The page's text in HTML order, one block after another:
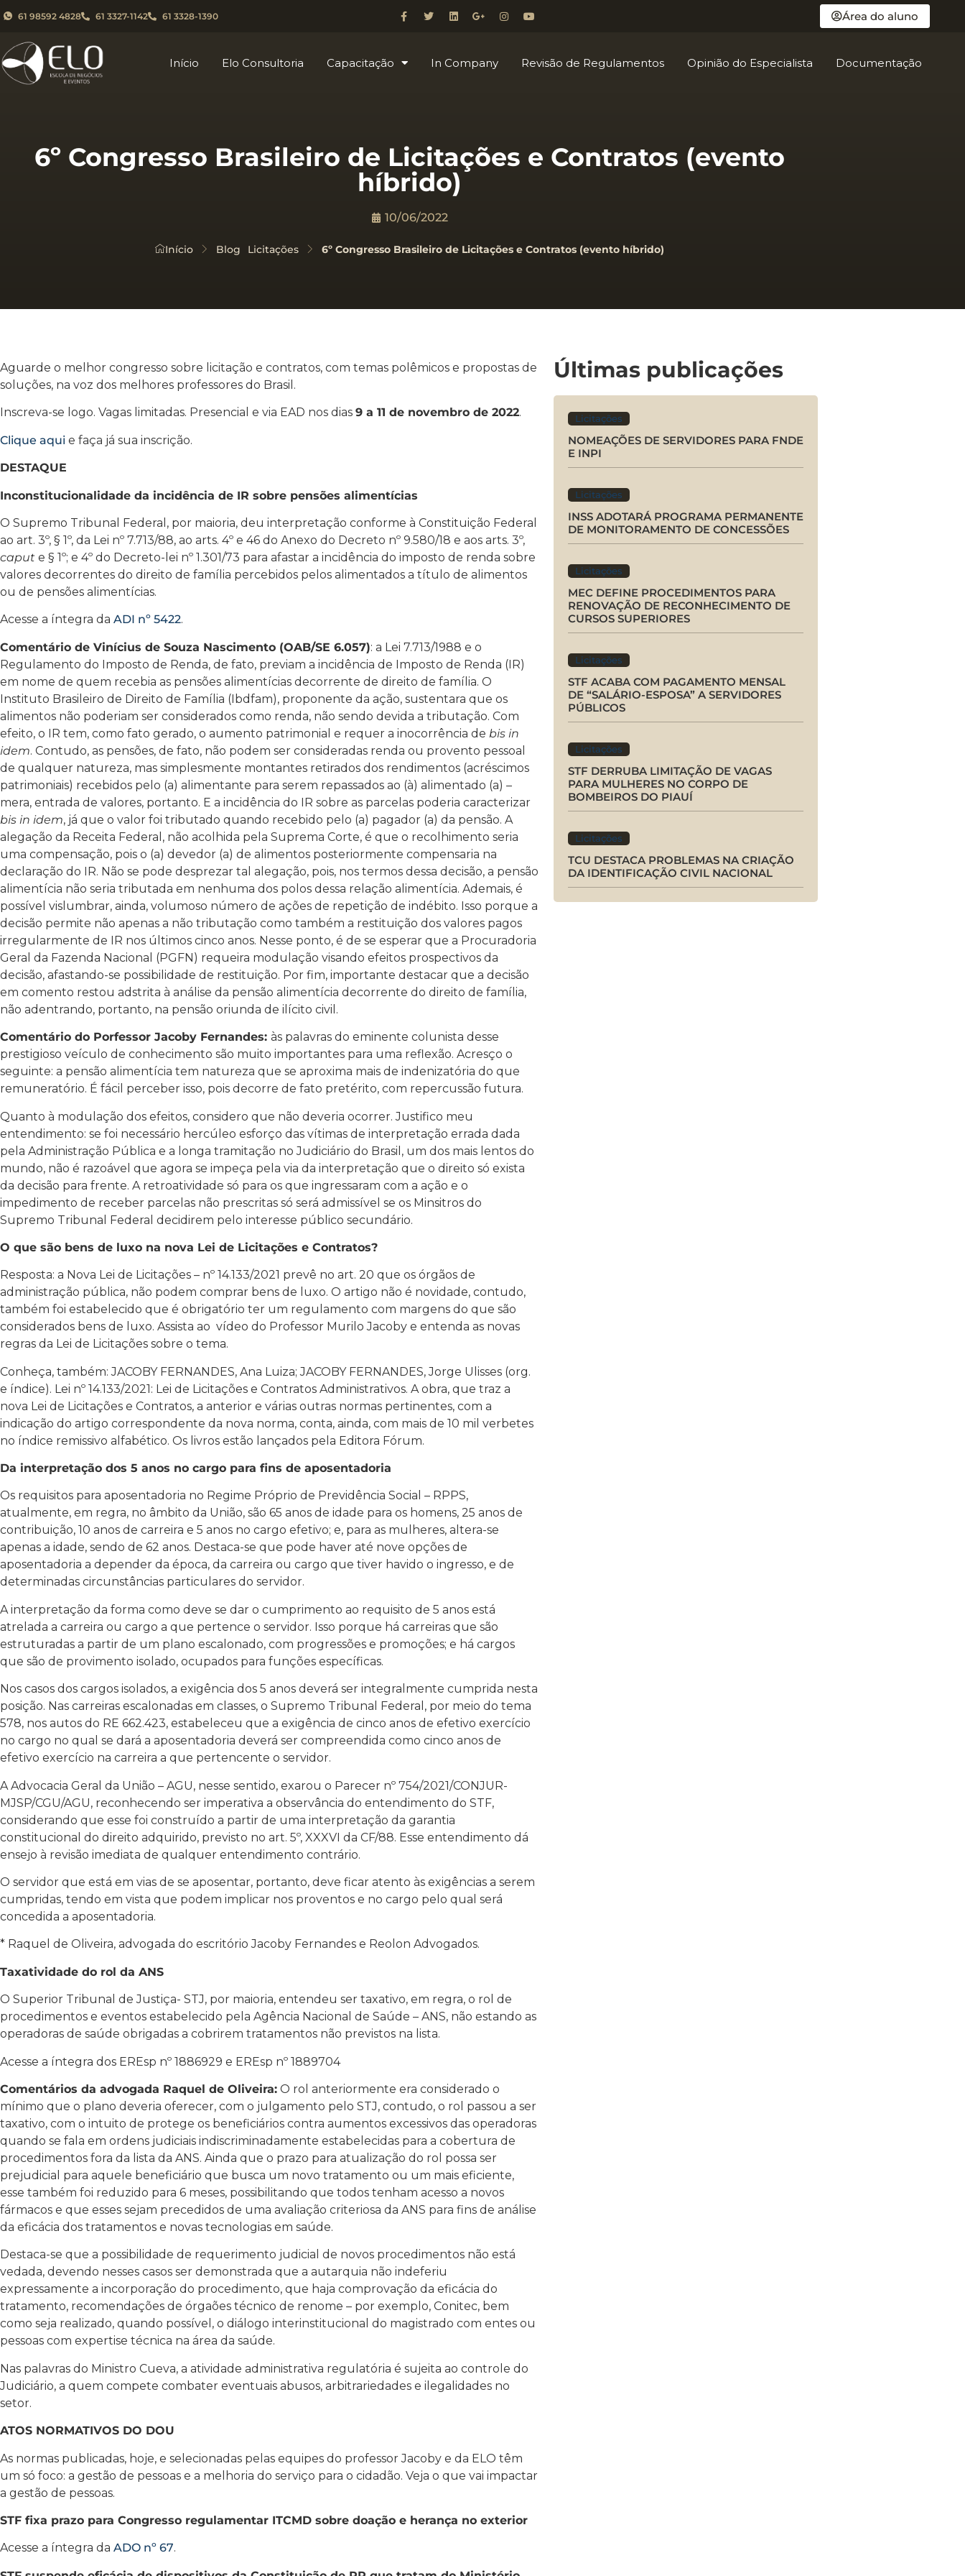
61 98592 4828 61 3327-1142 61 3328-1390 Área do aluno
Início Elo Consultoria Capacitação In Company Revisão de Regulamentos Opinião do Especialista Documentação
6º Congresso Brasileiro de Licitações e Contratos (evento
híbrido)
10/06/2022
Início Blog Licitações 6º Congresso Brasileiro de Licitações e Contratos (evento híbrido)
Aguarde o melhor congresso sobre licitação e contratos, com temas polêmicos e propostas de
soluções, na voz dos melhores professores do Brasil.
Inscreva-se logo. Vagas limitadas. Presencial e via EAD nos dias 9 a 11 de novembro de 2022.
Clique aqui e faça já sua inscrição.
DESTAQUE
Inconstitucionalidade da incidência de IR sobre pensões alimentícias
O Supremo Tribunal Federal, por maioria, deu interpretação conforme à Constituição Federal
ao art. 3º, § 1º, da Lei nº 7.713/88, ao arts. 4º e 46 do Anexo do Decreto nº 9.580/18 e aos arts. 3º,
caput e § 1º; e 4º do Decreto-lei nº 1.301/73 para afastar a incidência do imposto de renda sobre
valores decorrentes do direito de família percebidos pelos alimentados a título de alimentos
ou de pensões alimentícias.
Acesse a íntegra da ADI nº 5422.
Comentário de Vinícius de Souza Nascimento (OAB/SE 6.057): a Lei 7.713/1988 e o
Regulamento do Imposto de Renda, de fato, previam a incidência de Imposto de Renda (IR)
em nome de quem recebia as pensões alimentícias decorrente de direito de família. O
Instituto Brasileiro de Direito de Família (Ibdfam), proponente da ação, sustentara que os
alimentos não poderiam ser considerados como renda, não sendo devida a tributação. Com
efeito, o IR tem, como fato gerado, o aumento patrimonial e requer a inocorrência de bis in
idem. Contudo, as pensões, de fato, não podem ser consideradas renda ou provento pessoal
de qualquer natureza, mas simplesmente montantes retirados dos rendimentos (acréscimos
patrimoniais) recebidos pelo (a) alimentante para serem repassados ao (à) alimentado (a) –
mera, entrada de valores, portanto. E a incidência do IR sobre as parcelas poderia caracterizar
bis in idem, já que o valor foi tributado quando recebido pelo (a) pagador (a) da pensão. A
alegação da Receita Federal, não acolhida pela Suprema Corte, é que o recolhimento seria
uma compensação, pois o (a) devedor (a) de alimentos posteriormente compensaria na
declaração do IR. Não se pode desprezar tal alegação, pois, nos termos dessa decisão, a pensão
alimentícia não seria tributada em nenhuma dos polos dessa relação alimentícia. Ademais, é
possível vislumbrar, ainda, volumoso número de ações de repetição de indébito. Isso porque a
decisão permite não apenas a não tributação como também a restituição dos valores pagos
irregularmente de IR nos últimos cinco anos. Nesse ponto, é de se esperar que a Procuradoria
Geral da Fazenda Nacional (PGFN) requeira modulação visando efeitos prospectivos da
decisão, afastando-se possibilidade de restituição. Por fim, importante destacar que a decisão
em comento restou adstrita à análise da pensão alimentícia decorrente do direito de família,
não adentrando, portanto, na pensão oriunda de ilícito civil.
Comentário do Porfessor Jacoby Fernandes: às palavras do eminente colunista desse
prestigioso veículo de conhecimento são muito importantes para uma reflexão. Acresço o
seguinte: a pensão alimentícia tem natureza que se aproxima mais de indenizatória do que
remuneratório. É fácil perceber isso, pois decorre de fato pretérito, com repercussão futura.
Quanto à modulação dos efeitos, considero que não deveria ocorrer. Justifico meu
entendimento: se foi necessário hercúleo esforço das vítimas de interpretação errada dada
pela Administração Pública e a longa tramitação no Judiciário do Brasil, um dos mais lentos do
mundo, não é razoável que agora se impeça pela via da interpretação que o direito só exista
da decisão para frente. A retroatividade só para os que ingressaram com a ação e o
impedimento de receber parcelas não prescritas só será admissível se os Minsitros do
Supremo Tribunal Federal decidirem pelo interesse público secundário.
O que são bens de luxo na nova Lei de Licitações e Contratos?
Resposta: a Nova Lei de Licitações – nº 14.133/2021 prevê no art. 20 que os órgãos de
administração pública, não podem comprar bens de luxo. O artigo não é novidade, contudo,
também foi estabelecido que é obrigatório ter um regulamento com margens do que são
considerados bens de luxo. Assista ao vídeo do Professor Murilo Jacoby e entenda as novas
regras da Lei de Licitações sobre o tema.
Conheça, também: JACOBY FERNANDES, Ana Luiza; JACOBY FERNANDES, Jorge Ulisses (org.
e índice). Lei nº 14.133/2021: Lei de Licitações e Contratos Administrativos. A obra, que traz a
nova Lei de Licitações e Contratos, a anterior e várias outras normas pertinentes, com a
indicação do artigo correspondente da nova norma, conta, ainda, com mais de 10 mil verbetes
no índice remissivo alfabético. Os livros estão lançados pela Editora Fórum.
Da interpretação dos 5 anos no cargo para fins de aposentadoria
Os requisitos para aposentadoria no Regime Próprio de Previdência Social – RPPS,
atualmente, em regra, no âmbito da União, são 65 anos de idade para os homens, 25 anos de
contribuição, 10 anos de carreira e 5 anos no cargo efetivo; e, para as mulheres, altera-se
apenas a idade, sendo de 62 anos. Destaca-se que pode haver até nove opções de
aposentadoria a depender da época, da carreira ou cargo que tiver havido o ingresso, e de
determinadas circunstâncias particulares do servidor.
A interpretação da forma como deve se dar o cumprimento ao requisito de 5 anos está
atrelada a carreira ou cargo a que pertence o servidor. Isso porque há carreiras que são
estruturadas a partir de um plano escalonado, com progressões e promoções; e há cargos
que são de provimento isolado, ocupados para funções específicas.
Nos casos dos cargos isolados, a exigência dos 5 anos deverá ser integralmente cumprida nesta
posição. Nas carreiras escalonadas em classes, o Supremo Tribunal Federal, por meio do tema
578, nos autos do RE 662.423, estabeleceu que a exigência de cinco anos de efetivo exercício
no cargo no qual se dará a aposentadoria deverá ser compreendida como cinco anos de
efetivo exercício na carreira a que pertencente o servidor.
A Advocacia Geral da União – AGU, nesse sentido, exarou o Parecer nº 754/2021/CONJUR-
MJSP/CGU/AGU, reconhecendo ser imperativa a observância do entendimento do STF,
considerando que esse foi construído a partir de uma interpretação da garantia
constitucional do direito adquirido, previsto no art. 5º, XXXVI da CF/88. Esse entendimento dá
ensejo à revisão imediata de qualquer entendimento contrário.
O servidor que está em vias de se aposentar, portanto, deve ficar atento às exigências a serem
cumpridas, tendo em vista que podem implicar nos proventos e no cargo pelo qual será
concedida a aposentadoria.
* Raquel de Oliveira, advogada do escritório Jacoby Fernandes e Reolon Advogados.
Taxatividade do rol da ANS
O Superior Tribunal de Justiça- STJ, por maioria, entendeu ser taxativo, em regra, o rol de
procedimentos e eventos estabelecido pela Agência Nacional de Saúde – ANS, não estando as
operadoras de saúde obrigadas a cobrirem tratamentos não previstos na lista.
Acesse a íntegra dos EREsp nº 1886929 e EREsp nº 1889704
Comentários da advogada Raquel de Oliveira: O rol anteriormente era considerado o
mínimo que o plano deveria oferecer, com o julgamento pelo STJ, contudo, o rol passou a ser
taxativo, com o intuito de protege os beneficiários contra aumentos excessivos das operadoras
quando se fala em ordens judiciais indiscriminadamente estabelecidas para a cobertura de
procedimentos fora da lista da ANS. Ainda que o prazo para atualização do rol possa ser
prejudicial para aquele beneficiário que busca um novo tratamento ou um mais eficiente,
esse também foi reduzido para 6 meses, possibilitando que todos tenham acesso a novos
fármacos e que esses sejam precedidos de uma avaliação criteriosa da ANS para fins de análise
da eficácia dos tratamentos e novas tecnologias em saúde.
Destaca-se que a possibilidade de requerimento judicial de novos procedimentos não está
vedada, devendo nesses casos ser demonstrada que a autarquia não indeferiu
expressamente a incorporação do procedimento, que haja comprovação da eficácia do
tratamento, recomendações de órgaões técnico de renome – por exemplo, Conitec, bem
como seja realizado, quando possível, o diálogo interinstitucional do magistrado com entes ou
pessoas com expertise técnica na área da saúde.
Nas palavras do Ministro Cueva, a atividade administrativa regulatória é sujeita ao controle do
Judiciário, a quem compete combater eventuais abusos, arbitrariedades e ilegalidades no
setor.
ATOS NORMATIVOS DO DOU
As normas publicadas, hoje, e selecionadas pelas equipes do professor Jacoby e da ELO têm
um só foco: a gestão de pessoas e a melhoria do serviço para o cidadão. Veja o que vai impactar
a gestão de pessoas.
STF fixa prazo para Congresso regulamentar ITCMD sobre doação e herança no exterior
Acesse a íntegra da ADO nº 67.
Últimas publicações
Licitações
NOMEAÇÕES DE SERVIDORES PARA FNDE
E INPI
Licitações
INSS ADOTARÁ PROGRAMA PERMANENTE
DE MONITORAMENTO DE CONCESSÕES
Licitações
MEC DEFINE PROCEDIMENTOS PARA
RENOVAÇÃO DE RECONHECIMENTO DE
CURSOS SUPERIORES
Licitações
STF ACABA COM PAGAMENTO MENSAL
DE “SALÁRIO-ESPOSA” A SERVIDORES
PÚBLICOS
Licitações
STF DERRUBA LIMITAÇÃO DE VAGAS
PARA MULHERES NO CORPO DE
BOMBEIROS DO PIAUÍ
Licitações
TCU DESTACA PROBLEMAS NA CRIAÇÃO
DA IDENTIFICAÇÃO CIVIL NACIONAL